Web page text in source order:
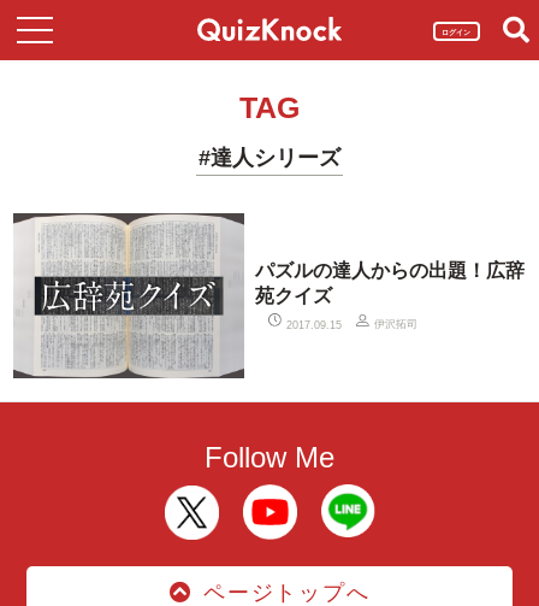
ログイン
TAG
#達人シリーズ
パズルの達人からの出題！広辞
苑クイズ
2017.09.15 伊沢拓司
Follow Me
ページトップへ